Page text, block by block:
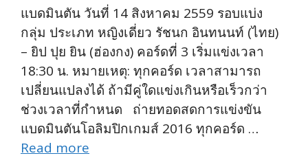
แบดมินตัน วันที่ 14 สิงหาคม 2559 รอบแบ่ง
กลุ่ม ประเภท หญิงเดี่ยว รัชนก อินทนนท์ (ไทย)
– ยิป ปุย ยิน (ฮ่องกง) คอร์ดที่ 3 เริ่มแข่งเวลา
18:30 น. หมายเหตุ: ทุกคอร์ด เวลาสามารถ
เปลี่ยนแปลงได้ ถ้ามีคู่ใดแข่งเกินหรือเร็วกว่า
ช่วงเวลาที่กำหนด ถ่ายทอดสดการแข่งขัน
แบดมินตันโอลิมปิกเกมส์ 2016 ทุกคอร์ด …
Read more